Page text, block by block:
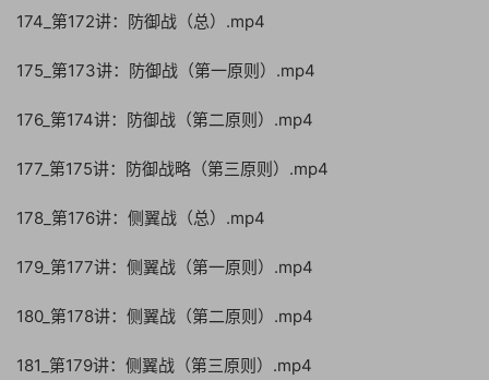
174_第172讲：防御战（总）.mp4
175_第173讲：防御战（第一原则）.mp4
176_第174讲：防御战（第二原则）.mp4
177_第175讲：防御战略（第三原则）.mp4
178_第176讲：侧翼战（总）.mp4
179_第177讲：侧翼战（第一原则）.mp4
180_第178讲：侧翼战（第二原则）.mp4
181_第179讲：侧翼战（第三原则）.mp4